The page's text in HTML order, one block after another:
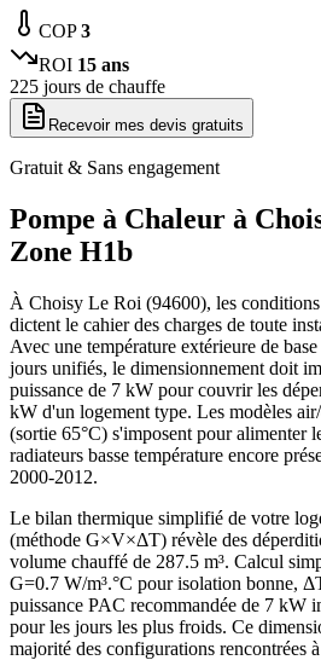
COP3
ROI 15 ans
225 jours de chauffe
Recevoir mes devis gratuits
Gratuit & Sans engagement
Pompe à Chaleur à
Zone H1b
À Choisy Le Roi (94600), les
dictent le cahier des charges de toute
Avec une température extérieure de
jours unifiés, le dimensionnement doit
puissance de 7 kW pour couvrir les
kW d'un logement type. Les modèles
(sortie 65°C) s'imposent pour alimenter
radiateurs basse température encore
2000-2012.
Le bilan thermique simplifié de votre
(méthode G×V×ΔT) révèle des
volume chauffé de 287.5 m³. Calcul
G=0.7 W/m³.°C pour isolation bonne,
puissance PAC recommandée de 7 kW
pour les jours les plus froids. Ce
majorité des configurations rencontrées